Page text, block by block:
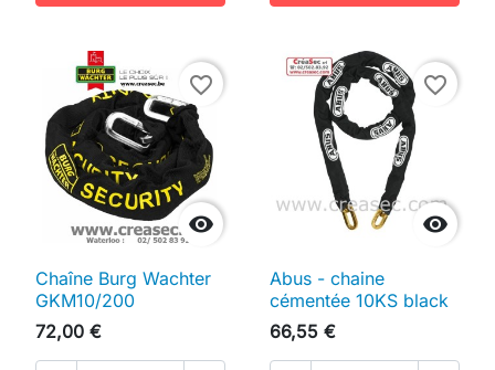

favorite_border
Chaîne Burg Wachter
GKM10/200
72,00 €

favorite_border
Abus - chaine
cémentée 10KS black
66,55 €